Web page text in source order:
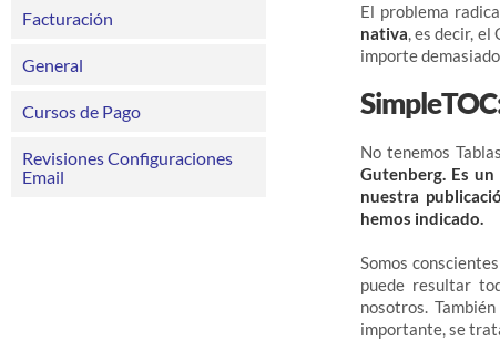
Facturación
General
Cursos de Pago
Revisiones Configuraciones
Email
El problema
nativa, es decir, el
importe
No tenemos
Gutenberg. Es
nuestra
hemos indicado.
Somos
puede resultar
nosotros.
importante, se